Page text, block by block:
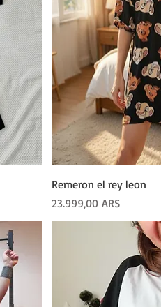
Vista
Remeron el rey leon
Precio
23.999,00 ARS